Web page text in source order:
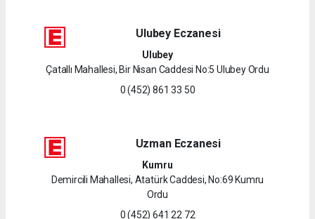
Ulubey Eczanesi
Ulubey
Çatallı Mahallesi, Bir Nisan Caddesi No:5 Ulubey Ordu
0 (452) 861 33 50
Uzman Eczanesi
Kumru
Demircili Mahallesi, Atatürk Caddesi, No:69 Kumru
Ordu
0 (452) 641 22 72